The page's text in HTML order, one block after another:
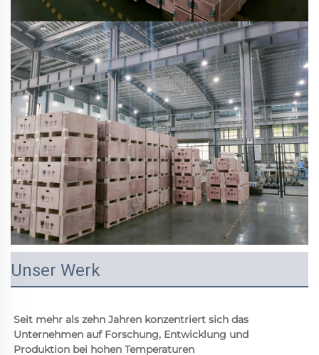
Unser Werk
Seit mehr als zehn Jahren konzentriert sich das
Unternehmen auf Forschung, Entwicklung und
Produktion bei hohen Temperaturen